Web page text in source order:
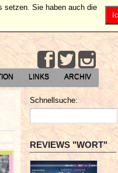
LINKS ARCHIV
Schnellsuche:
REVIEWS "WORT"
setzen. Sie haben auch die